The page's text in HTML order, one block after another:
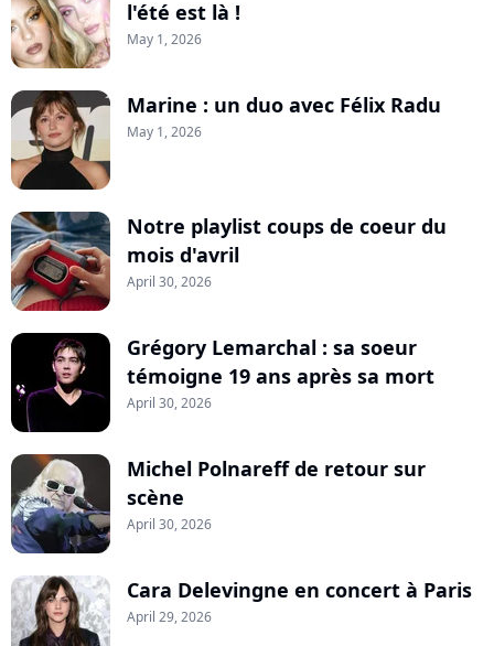
l'été est là !
May 1, 2026
Marine : un duo avec Félix Radu
May 1, 2026
Notre playlist coups de coeur du
mois d'avril
April 30, 2026
Grégory Lemarchal : sa soeur
témoigne 19 ans après sa mort
April 30, 2026
Michel Polnareff de retour sur
scène
April 30, 2026
Cara Delevingne en concert à Paris
April 29, 2026